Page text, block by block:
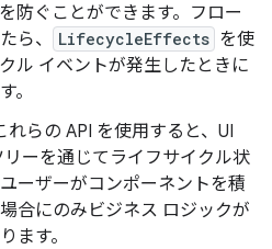
防ぐことができます。フロー
ら、
LifecycleEffects を使
ル イベントが発生したときに
。
れらの API を使用すると、UI
ーを通じてライフサイクル状
ーザーがコンポーネントを積
合にのみビジネス ロジックが
ます。